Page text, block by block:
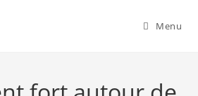
Menu